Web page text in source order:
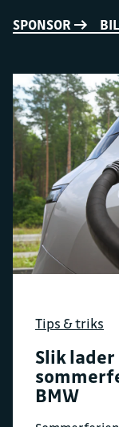
SPONSOR
Tips & triks
Slik
BMW